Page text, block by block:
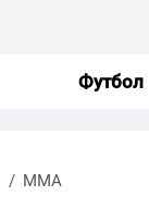
Футбол
MMA